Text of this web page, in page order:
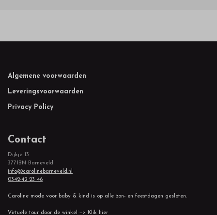
Footer
Algemene voorwaarden
Leveringsvoorwaarden
Privacy Policy
Contact
Dijkje 13
3771BN Barneveld
info@carolinebarneveld.nl
0342-42 23 46
Caroline mode voor baby & kind is op alle zon- en feestdagen gesloten.
Virtuele tour door de winkel --> Klik hier